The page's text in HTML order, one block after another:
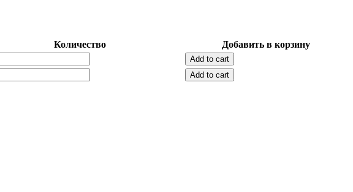
Количество
Добавить в корзину
Add to cart
Add to cart